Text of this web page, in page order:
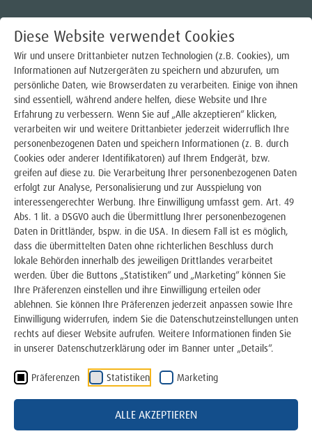
Strom
Gas
Wärme
Trinkwasser
E-Mobilität
Photovoltaik
Photovoltaik-Produkte
Photovoltaik-Anfrage stellen
Balkonkraftwerke
Großprojekt Rosen Group
Kommunale Dächer
BALKONKRAFTWERKE
FUNKTIONSWEISE EINES
BALKONKRAFTWERKES
Diese Website verwendet Cookies
Wir und unsere Drittanbieter nutzen Technologien (z.B. Cookies), um
Informationen auf Nutzergeräten zu speichern und abzurufen, um
persönliche Daten, wie Browserdaten zu verarbeiten. Einige von ihnen
sind essentiell, während andere helfen, diese Website und Ihre
Erfahrung zu verbessern. Wenn Sie auf „Alle akzeptieren“ klicken,
verarbeiten wir und weitere Drittanbieter jederzeit widerruflich Ihre
personenbezogenen Daten und speichern Informationen (z. B. durch
Cookies oder anderer Identifikatoren) auf Ihrem Endgerät, bzw.
greifen auf diese zu. Die Verarbeitung Ihrer personenbezogenen Daten
erfolgt zur Analyse, Personalisierung und zur Ausspielung von
interessengerechter Werbung. Ihre Einwilligung umfasst gem. Art. 49
Abs. 1 lit. a DSGVO auch die Übermittlung Ihrer personenbezogenen
Daten in Drittländer, bspw. in die USA. In diesem Fall ist es möglich,
dass die übermittelten Daten ohne richterlichen Beschluss durch
lokale Behörden innerhalb des jeweiligen Drittlandes verarbeitet
werden. Über die Buttons „Statistiken“ und „Marketing“ können Sie
Ihre Präferenzen einstellen und ihre Einwilligung erteilen oder
ablehnen. Sie können Ihre Präferenzen jederzeit anpassen sowie Ihre
Einwilligung widerrufen, indem Sie die Datenschutzeinstellungen unten
rechts auf dieser Website aufrufen. Weitere Informationen finden Sie
in unserer Datenschutzerklärung oder im Banner unter „Details“.
Präferenzen Statistiken Marketing
ALLE AKZEPTIEREN